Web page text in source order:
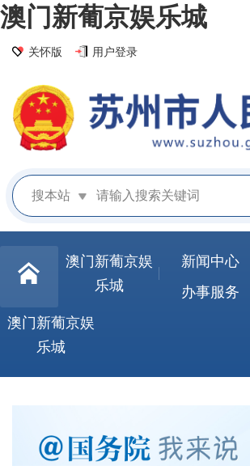
澳门新葡京娱乐城
关怀版 用户登录
搜本站
澳门新葡京娱
乐城
新闻中心
办事服务
澳门新葡京娱
乐城